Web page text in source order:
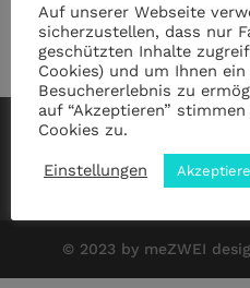
Impressum|
© 2023 by meZWEI
Auf unserer Webseite
sicherzustellen, dass nur
geschützten Inhalte
Cookies) und um Ihnen
Besuchererlebnis zu
auf “Akzeptieren”
Cookies zu.
Einstellungen